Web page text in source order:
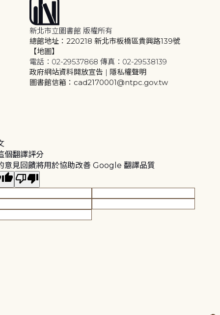
新北市立圖書館 版權所有
總館地址：220218 新北市板橋區貴興路139號
【地圖】
電話：02-29537868 傳真：02-29538139
政府網站資料開放宣告 | 隱私權聲明
圖書館信箱：cad2170001@ntpc.gov.tw
個翻譯評分
意見回饋將用於協助改善 Google 翻譯品質